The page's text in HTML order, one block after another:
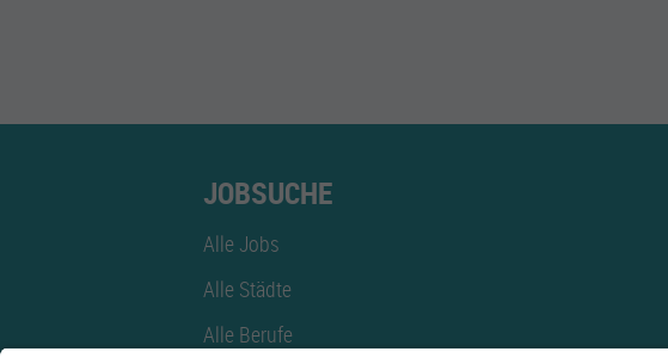
JOBSUCHE
Alle Jobs
Alle Städte
Alle Berufe